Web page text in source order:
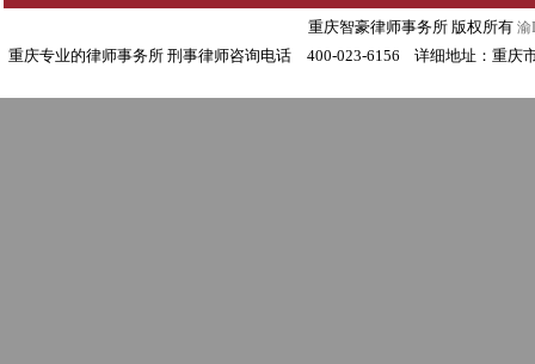
重庆智豪律师事务所 版权所有渝
重庆专业的律师事务所 刑事律师咨询电话 400-023-6156 详细地址：重